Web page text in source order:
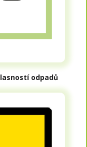
odpadů